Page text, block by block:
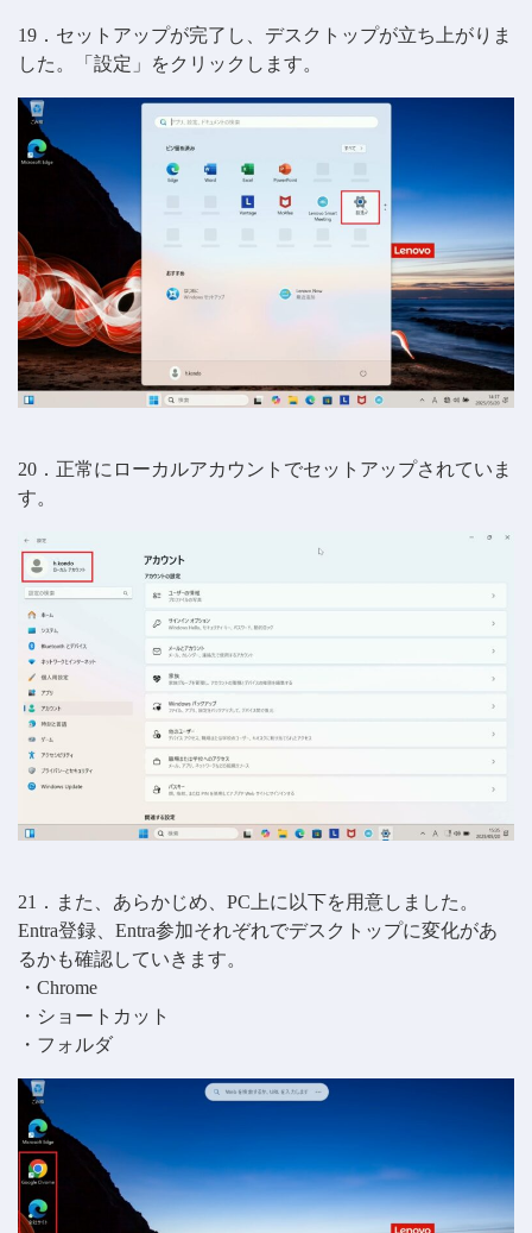
19．セットアップが完了し、デスクトップが立ち上がりま
した。「設定」をクリックします。
20．正常にローカルアカウントでセットアップされていま
す。
21．また、あらかじめ、PC上に以下を用意しました。
Entra登録、Entra参加それぞれでデスクトップに変化があ
るかも確認していきます。
・Chrome
・ショートカット
・フォルダ